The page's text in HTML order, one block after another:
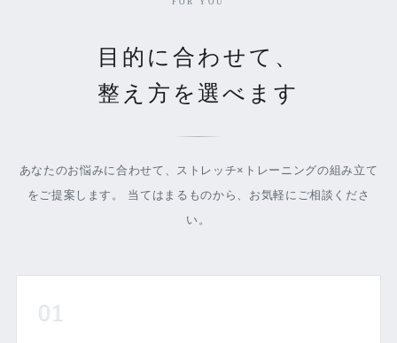
FOR YOU
目的に合わせて、
整え方を選べます
あなたのお悩みに合わせて、ストレッチ×トレーニングの組み立て
をご提案します。 当てはまるものから、お気軽にご相談くださ
い。
01